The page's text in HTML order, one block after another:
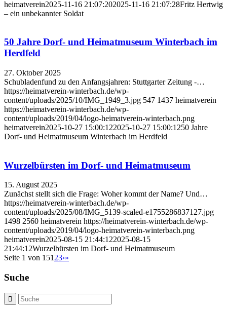
heimatverein2025-11-16 21:07:202025-11-16 21:07:28Fritz Hertwig
– ein unbekannter Soldat
50 Jahre Dorf- und Heimatmuseum Winterbach im
Herdfeld
27. Oktober 2025
Schubladenfund zu den Anfangsjahren: Stuttgarter Zeitung -…
https://heimatverein-winterbach.de/wp-
content/uploads/2025/10/IMG_1949_3.jpg 547 1437 heimatverein
https://heimatverein-winterbach.de/wp-
content/uploads/2019/04/logo-heimatverein-winterbach.png
heimatverein2025-10-27 15:00:122025-10-27 15:00:1250 Jahre
Dorf- und Heimatmuseum Winterbach im Herdfeld
Wurzelbürsten im Dorf- und Heimatmuseum
15. August 2025
Zunächst stellt sich die Frage: Woher kommt der Name? Und…
https://heimatverein-winterbach.de/wp-
content/uploads/2025/08/IMG_5139-scaled-e1755286837127.jpg
1498 2560 heimatverein https://heimatverein-winterbach.de/wp-
content/uploads/2019/04/logo-heimatverein-winterbach.png
heimatverein2025-08-15 21:44:122025-08-15
21:44:12Wurzelbürsten im Dorf- und Heimatmuseum
Seite 1 von 151 23›»
Suche